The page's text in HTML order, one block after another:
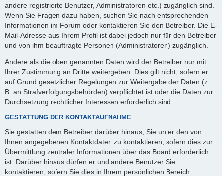
andere registrierte Benutzer, Administratoren etc.) zugänglich sind.
Wenn Sie Fragen dazu haben, suchen Sie nach entsprechenden
Informationen im Forum oder kontaktieren Sie den Betreiber. Die E-
Mail-Adresse aus Ihrem Profil ist dabei jedoch nur für den Betreiber
und von ihm beauftragte Personen (Administratoren) zugänglich.
Andere als die oben genannten Daten wird der Betreiber nur mit
Ihrer Zustimmung an Dritte weitergeben. Dies gilt nicht, sofern er
auf Grund gesetzlicher Regelungen zur Weitergabe der Daten (z.
B. an Strafverfolgungsbehörden) verpflichtet ist oder die Daten zur
Durchsetzung rechtlicher Interessen erforderlich sind.
GESTATTUNG DER KONTAKTAUFNAHME
Sie gestatten dem Betreiber darüber hinaus, Sie unter den von
Ihnen angegebenen Kontaktdaten zu kontaktieren, sofern dies zur
Übermittlung zentraler Informationen über das Board erforderlich
ist. Darüber hinaus dürfen er und andere Benutzer Sie
kontaktieren, sofern Sie dies in Ihrem persönlichen Bereich